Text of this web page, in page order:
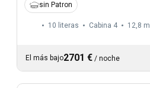
sin Patron
10 literas Cabina 4 12,8 m
El más bajo2701 € / noche